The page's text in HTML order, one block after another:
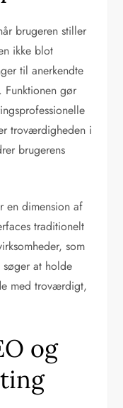
brugeren stiller
ikke blot
til anerkendte
gør
troværdigheden i
brugerens
en dimension af
traditionelt
som
at holde
med troværdigt,
og